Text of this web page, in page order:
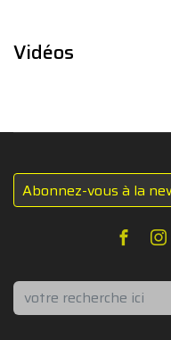
Vidéos
Abonnez-vous à la
Rechercher